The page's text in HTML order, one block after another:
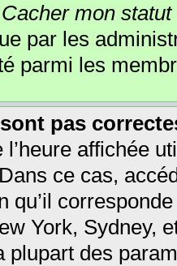
Cacher mon
par les
parmi les
pas
l’heure affichée
ce cas,
qu’il
York, Sydney,
des